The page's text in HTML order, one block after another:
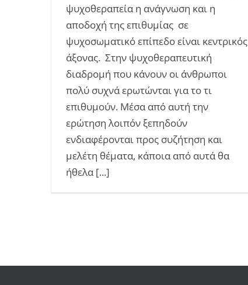
ψυχοθεραπεία η ανάγνωση και η
αποδοχή της επιθυμίας σε
ψυχοσωματικό επίπεδο είναι κεντρικός
άξονας. Στην ψυχοθεραπευτική
διαδρομή που κάνουν οι άνθρωποι
πολύ συχνά ερωτώνται για το τι
επιθυμούν. Μέσα από αυτή την
ερώτηση λοιπόν ξεπηδούν
ενδιαφέρονται προς συζήτηση και
μελέτη θέματα, κάποια από αυτά θα
ήθελα [...]